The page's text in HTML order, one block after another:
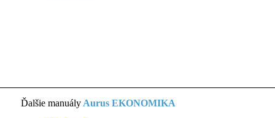
Ďalšie manuályAurus EKONOMIKA